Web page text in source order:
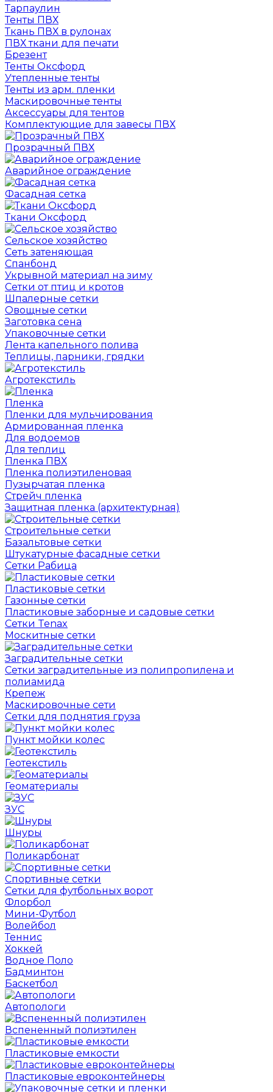
Тарпаулин
Тенты ПВХ
Ткань ПВХ в рулонах
ПВХ ткани для печати
Брезент
Тенты Оксфорд
Утепленные тенты
Тенты из арм. пленки
Маскировочные тенты
Аксессуары для тентов
Комплектующие для завесы ПВХ
Прозрачный ПВХ
Аварийное ограждение
Фасадная сетка
Ткани Оксфорд
Сельское хозяйство
Сеть затеняющая
Спанбонд
Укрывной материал на зиму
Сетки от птиц и кротов
Шпалерные сетки
Овощные сетки
Заготовка сена
Упаковочные сетки
Лента капельного полива
Теплицы, парники, грядки
Агротекстиль
Пленка
Пленки для мульчирования
Армированная пленка
Для водоемов
Для теплиц
Пленка ПВХ
Пленка полиэтиленовая
Пузырчатая пленка
Cтрейч пленка
Защитная пленка (архитектурная)
Строительные сетки
Базальтовые сетки
Штукатурные фасадные сетки
Сетки Рабица
Пластиковые сетки
Газонные сетки
Пластиковые заборные и садовые сетки
Сетки Tenax
Москитные сетки
Заградительные сетки
Сетки заградительные из полипропилена и
полиамида
Крепеж
Маскировочные сети
Сетки для поднятия груза
Пункт мойки колес
Геотекстиль
Геоматериалы
ЗУС
Шнуры
Поликарбонат
Спортивные сетки
Сетки для футбольных ворот
Флорбол
Мини-Футбол
Волейбол
Теннис
Хоккей
Водное Поло
Бадминтон
Баскетбол
Автопологи
Вспененный полиэтилен
Пластиковые емкости
Пластиковые евроконтейнеры